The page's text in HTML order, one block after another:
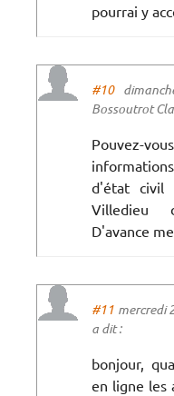
pourrai y
#10
Bossoutrot
Pouvez-
d'état civil
Villedieu
D'avance
#11 mercredi
a dit :
bonjour,
en ligne les